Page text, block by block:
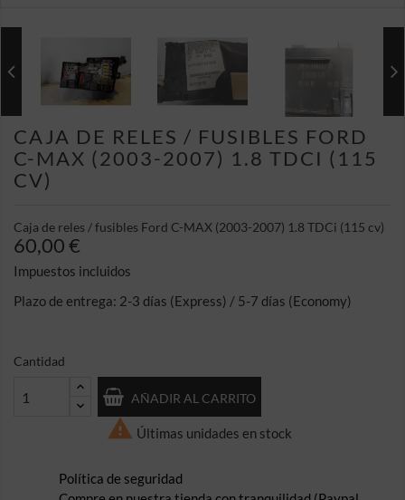
CAJA DE RELES / FUSIBLES FORD
C-MAX (2003-2007) 1.8 TDCI (115
CV)
Caja de reles / fusibles Ford C-MAX (2003-2007) 1.8 TDCi (115 cv)
60,00 €
Impuestos incluidos
Plazo de entrega: 2-3 días (Express) / 5-7 días (Economy)
Cantidad
AÑADIR AL CARRITO
 Últimas unidades en stock
Política de seguridad